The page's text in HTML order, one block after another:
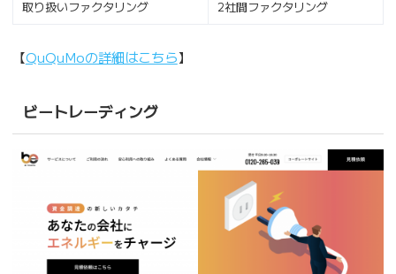
取り扱いファクタリング 2社間ファクタリング
【QuQuMoの詳細はこちら】
ビートレーディング